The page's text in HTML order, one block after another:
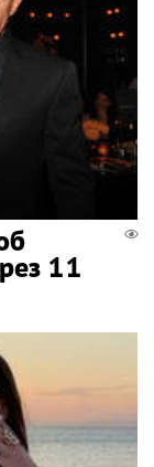
11